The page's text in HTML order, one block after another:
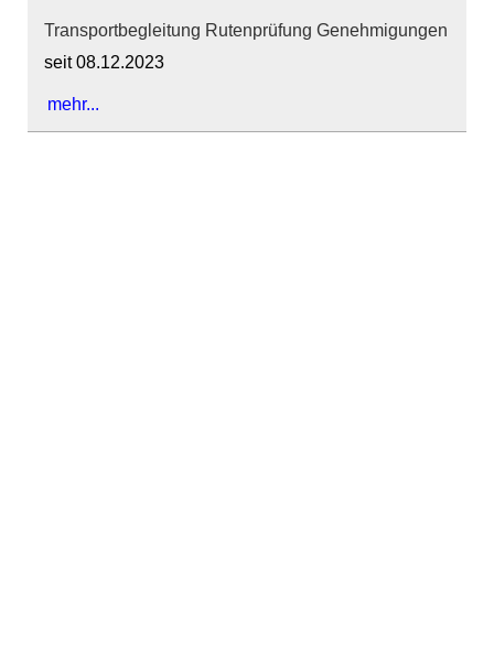
Transportbegleitung Rutenprüfung Genehmigungen
seit 08.12.2023
mehr...